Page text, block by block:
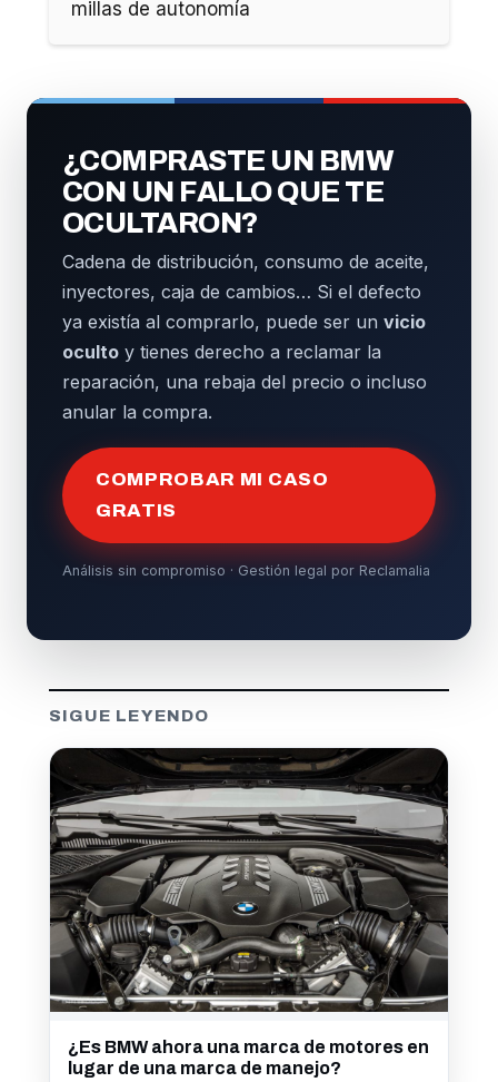
millas de autonomía
¿COMPRASTE UN BMW
CON UN FALLO QUE TE
OCULTARON?
Cadena de distribución, consumo de aceite,
inyectores, caja de cambios… Si el defecto
ya existía al comprarlo, puede ser un vicio
oculto y tienes derecho a reclamar la
reparación, una rebaja del precio o incluso
anular la compra.
COMPROBAR MI CASO
GRATIS
Análisis sin compromiso · Gestión legal por Reclamalia
SIGUE LEYENDO
¿Es BMW ahora una marca de motores en
lugar de una marca de manejo?